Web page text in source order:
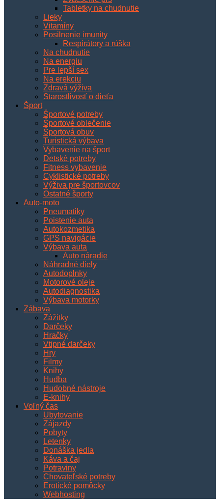
Tabletky na chudnutie
Lieky
Vitamíny
Posilnenie imunity
Respirátory a rúška
Na chudnutie
Na energiu
Pre lepší sex
Na erekciu
Zdravá výživa
Starostlivosť o dieťa
Šport
Športové potreby
Športové oblečenie
Športová obuv
Turistická výbava
Vybavenie na šport
Detské potreby
Fitness vybavenie
Cyklistické potreby
Výživa pre športovcov
Ostatné športy
Auto-moto
Pneumatiky
Poistenie auta
Autokozmetika
GPS navigácie
Výbava auta
Auto náradie
Náhradné diely
Autodoplnky
Motorové oleje
Autodiagnostika
Výbava motorky
Zábava
Zážitky
Darčeky
Hračky
Vtipné darčeky
Hry
Filmy
Knihy
Hudba
Hudobné nástroje
E-knihy
Voľný čas
Ubytovanie
Zájazdy
Pobyty
Letenky
Donáška jedla
Káva a čaj
Potraviny
Chovateľské potreby
Erotické pomôcky
Webhosting